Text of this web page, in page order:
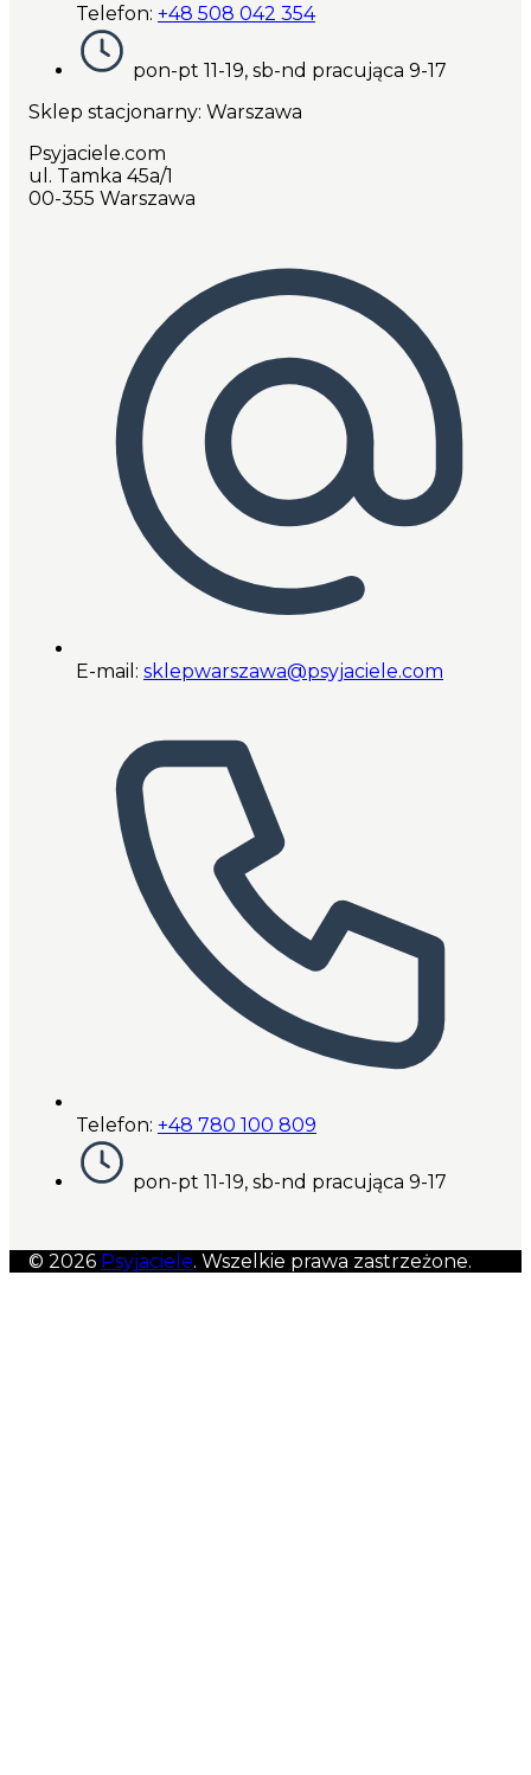
Telefon: +48 508 042 354
pon-pt 11-19, sb-nd pracująca 9-17
Sklep stacjonarny: Warszawa
Psyjaciele.com
ul. Tamka 45a/1
00-355 Warszawa
E-mail: sklepwarszawa@psyjaciele.com
Telefon: +48 780 100 809
pon-pt 11-19, sb-nd pracująca 9-17
© 2026 Psyjaciele. Wszelkie prawa zastrzeżone.